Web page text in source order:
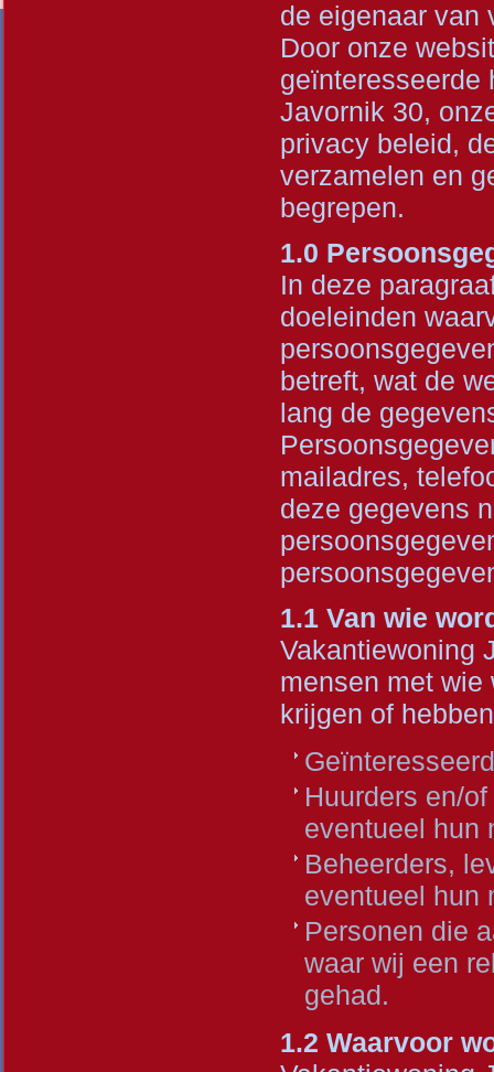
de eigenaar van
Door onze
geïnteresseerde
Javornik 30,
privacy beleid,
verzamelen en
begrepen.
1.0
In deze
doeleinden
betreft, wat de
lang de
mailadres,
deze gegevens
1.1 Van wie
Vakantiewoning
mensen met
krijgen of
Huurders en/
eventueel hun
Beheerders,
eventueel hun
Personen die
waar wij een
gehad.
1.2 Waarvoor